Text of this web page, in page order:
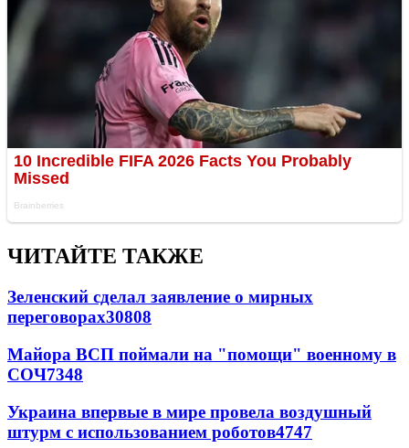
ЧИТАЙТЕ ТАКЖЕ
Зеленский сделал заявление о мирных
переговорах30808
Майора ВСП поймали на "помощи" военному в
СОЧ7348
Украина впервые в мире провела воздушный
штурм с использованием роботов4747